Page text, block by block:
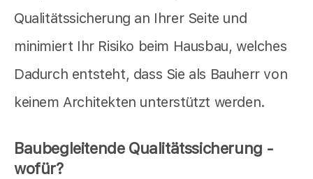
Qualitätssicherung an Ihrer Seite und
minimiert Ihr Risiko beim Hausbau, welches
Dadurch entsteht, dass Sie als Bauherr von
keinem Architekten unterstützt werden.
Baubegleitende Qualitätssicherung -
wofür?